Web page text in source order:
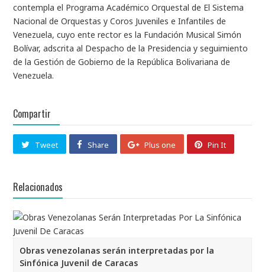
contempla el Programa Académico Orquestal de El Sistema
Nacional de Orquestas y Coros Juveniles e Infantiles de
Venezuela, cuyo ente rector es la Fundación Musical Simón
Bolívar, adscrita al Despacho de la Presidencia y seguimiento
de la Gestión de Gobierno de la República Bolivariana de
Venezuela.
Compartir
Tweet Share Plus one Pin It
Relacionados
Obras venezolanas serán interpretadas por la
Sinfónica Juvenil de Caracas